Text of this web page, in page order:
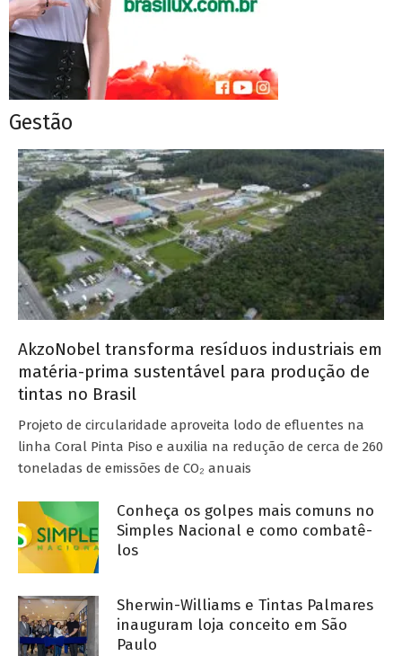
Gestão
AkzoNobel transforma resíduos industriais em
matéria-prima sustentável para produção de
tintas no Brasil
Projeto de circularidade aproveita lodo de efluentes na
linha Coral Pinta Piso e auxilia na redução de cerca de 260
toneladas de emissões de CO₂ anuais
Conheça os golpes mais comuns no
Simples Nacional e como combatê-
los
Sherwin-Williams e Tintas Palmares
inauguram loja conceito em São
Paulo